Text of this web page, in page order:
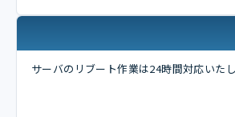
サーバのリブート作業は24時間対応いたし